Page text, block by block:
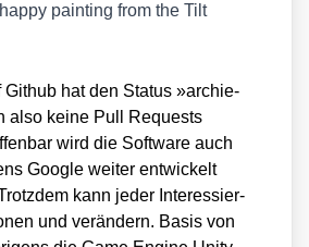
pain­ting from the Tilt
Git­hub hat den Sta­tus »archie­
also kei­ne Pull Requests
wird die Soft­ware auch
Goog­le wei­ter ent­wi­ckelt
kann jeder Inter­es­sier­
und ver­än­dern. Basis von